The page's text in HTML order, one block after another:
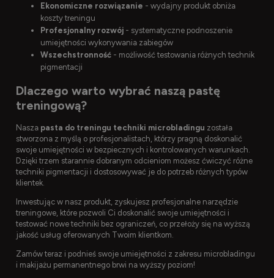
Ekonomiczne rozwiązanie - wydajny produkt obniża
koszty treningu
Profesjonalny rozwój - systematyczne podnoszenie
umiejętności wykonywania zabiegów
Wszechstronność - możliwość testowania różnych technik
pigmentacji
Dlaczego warto wybrać naszą pastę
treningową?
Nasza pasta do treningu techniki microbladingu została
stworzona z myślą o profesjonalistach, którzy pragną doskonalić
swoje umiejętności w bezpiecznych i kontrolowanych warunkach.
Dzięki trzem starannie dobranym odcieniom możesz ćwiczyć różne
techniki pigmentacji i dostosowywać je do potrzeb różnych typów
klientek.
Inwestując w nasz produkt, zyskujesz profesjonalne narzędzie
treningowe, które pozwoli Ci doskonalić swoje umiejętności i
testować nowe techniki bez ograniczeń, co przełoży się na wyższą
jakość usług oferowanych Twoim klientkom.
Zamów teraz i podnieś swoje umiejętności z zakresu microbladingu
i makijażu permanentnego brwi na wyższy poziom!